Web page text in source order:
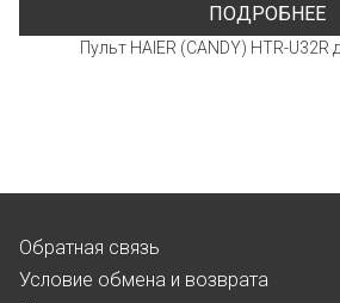
ПОДРОБНЕЕ
Пульт HAIER (CANDY) HTR-U32R
Обратная связь
Условие обмена и возврата